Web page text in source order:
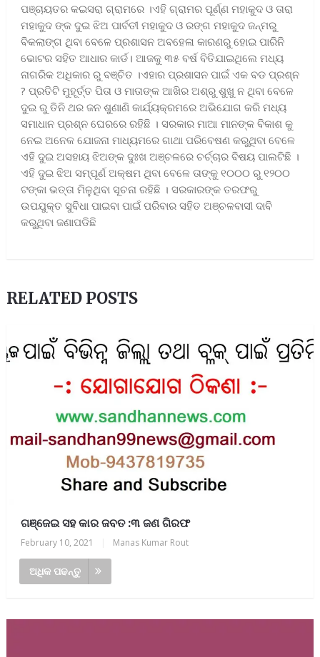
ପଞ୍ଚାୟତର କଇସରା ଗ୍ରାମରେ ।ଏହି ଗ୍ରାମର ପୂର୍ଣ୍ଣ ମହାକୁଦ ଓ ତାରା
ମହାକୁଦ ଙ୍କ ଦୁଇ ଝିଅ ପାର୍ବତୀ ମହାକୁଦ ଓ ରଙ୍ଗ ମହାକୁଦ ଜନ୍ମରୁ
ବିକଲାଙ୍ଗ ଥିବା ବେଳେ ପ୍ରଶାସନ ଅବହେଳା କାରଣରୁ ହୋଇ ପାରିନି
ଭୋଟର ସହିତ ଆଧାର କାର୍ଡ। ଆଜକୁ ୩୫ ବର୍ଷ ବିତିଯାଇଥିଲେ ମଧ୍ୟ
ନାଗରିକ ଅଧିକାର ରୁ ବଞ୍ଚିତ ।ଏହାର ପ୍ରଶାସନ ପାଇଁ ଏକ ବଡ ପ୍ରଶ୍ନ
? ପ୍ରତିଟି ମୁହୂର୍ତ୍ତ ପିତା ଓ ମାତାଙ୍କ ଆଖିର ଅଶ୍ରୁ ଶୁଖୁ ନ ଥିବା ବେଳେ
ଦୁଇ ରୁ ତିନି ଥର ଜନ ଶୁଣାଣି କାର୍ଯ୍ୟକ୍ରମରେ ଅଭିଯୋଗ କରି ମଧ୍ୟ
ସମାଧାନ ପ୍ରଶ୍ନ ଘେରରେ ରହିଛି । ସରକାର ମାଆ ମାନଙ୍କ ବିକାଶ କୁ
ନେଇ ଅନେକ ଯୋଜନା ମାଧ୍ୟମରେ ଗାଥା ପରିବେଷଣ କରୁଥିବା ବେଳେ
ଏହି ଦୁଇ ଅସହାୟ ଝିଅଙ୍କ ଦୁଃଖ ଅଞ୍ଚଳରେ ଚର୍ଚ୍ଚାର ବିଷୟ ପାଲଟିଛି ।
ଏହି ଦୁଇ ଝିଅ ସମ୍ପୂର୍ଣ ଅକ୍ଷମ ଥିବା ବେଳେ ତାଙ୍କୁ ୧୦୦୦ ରୁ ୧୨୦୦
ଟଙ୍କା ଭତ୍ତା ମିଳୁଥିବା ସୂଚନା ରହିଛି । ସରକାରଙ୍କ ତରଫରୁ
ଉପଯୁକ୍ତ ସୁବିଧା ପାଇବା ପାଇଁ ପରିବାର ସହିତ ଅଞ୍ଚଳବାସୀ ଦାବି
କରୁଥିବା ଜଣାପଡିଛି
RELATED POSTS
ଗଞ୍ଜେଇ ସହ କାର ଜବତ :୩ ଜଣ ଗିରଫ
February 10, 2021 Manas Kumar Rout
ଅଧିକ ପଢନ୍ତୁ